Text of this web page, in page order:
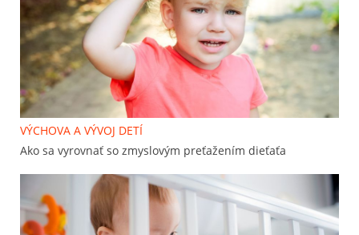
VÝCHOVA A VÝVOJ DETÍ
Ako sa vyrovnať so zmyslovým preťažením dieťaťa